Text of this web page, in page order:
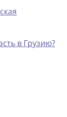
в Грузию?